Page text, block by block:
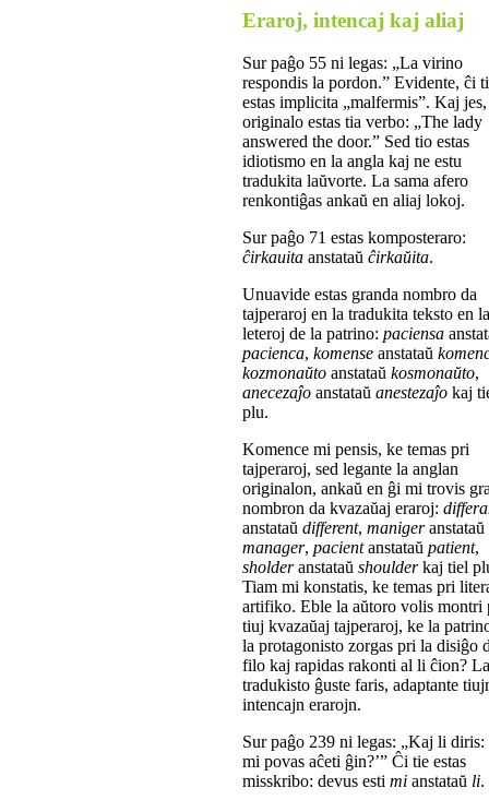
Eraroj, intencaj kaj aliaj
Sur paĝo 55 ni legas: „La virino
respondis la pordon.” Evidente, ĉi
estas implicita „malfermis”. Kaj
originalo estas tia verbo: „The lady
answered the door.” Sed tio estas
idiotismo en la angla kaj ne estu
tradukita laŭvorte. La sama afero
renkontiĝas ankaŭ en aliaj lokoj.
Sur paĝo 71 estas komposteraro:
ĉirkauita anstataŭĉirkaŭita.
Unuavide estas granda nombro da
tajperaroj en la tradukita teksto en
leteroj de la patrino:paciensa
pacienca,komense anstataŭ
kozmonaŭto anstataŭkosmonaŭto,
anecezaĵo anstataŭanestezaĵo kaj
plu.
Komence mi pensis, ke temas pri
tajperaroj, sed legante la anglan
originalon, ankaŭ en ĝi mi trovis
nombron da kvazaŭaj eraroj:
anstataŭdifferent,manigeranstataŭ
manager,pacientanstataŭpatient,
sholderanstataŭshoulderkaj tiel
Tiam mi konstatis, ke temas pri
artifiko. Eble la aŭtoro volis montri
tiuj kvazaŭaj tajperaroj, ke la
la protagonisto zorgas pri la disiĝo
filo kaj rapidas rakonti al li ĉion?
tradukisto ĝuste faris, adaptante
intencajn erarojn.
Sur paĝo 239 ni legas: „Kaj li diris:
mi povas aĉeti ĝin?’” Ĉi tie estas
misskribo: devus estimi anstataŭ li.